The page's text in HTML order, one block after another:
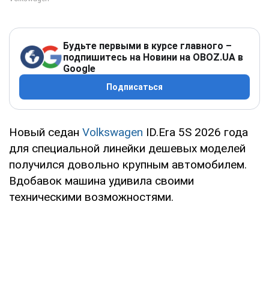
Будьте первыми в курсе главного –
подпишитесь на Новини на OBOZ.UA в
Google
Подписаться
Новый седан Volkswagen ID.Era 5S 2026 года
для специальной линейки дешевых моделей
получился довольно крупным автомобилем.
Вдобавок машина удивила своими
техническими возможностями.